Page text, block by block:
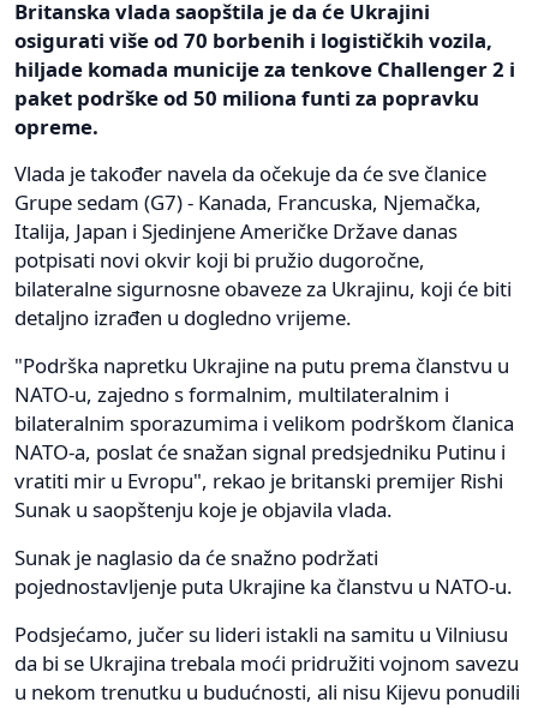
Britanska vlada saopštila je da će Ukrajini
osigurati više od 70 borbenih i logističkih vozila,
hiljade komada municije za tenkove Challenger 2 i
paket podrške od 50 miliona funti za popravku
opreme.
Vlada je također navela da očekuje da će sve članice
Grupe sedam (G7) - Kanada, Francuska, Njemačka,
Italija, Japan i Sjedinjene Američke Države danas
potpisati novi okvir koji bi pružio dugoročne,
bilateralne sigurnosne obaveze za Ukrajinu, koji će biti
detaljno izrađen u dogledno vrijeme.
"Podrška napretku Ukrajine na putu prema članstvu u
NATO-u, zajedno s formalnim, multilateralnim i
bilateralnim sporazumima i velikom podrškom članica
NATO-a, poslat će snažan signal predsjedniku Putinu i
vratiti mir u Evropu", rekao je britanski premijer Rishi
Sunak u saopštenju koje je objavila vlada.
Sunak je naglasio da će snažno podržati
pojednostavljenje puta Ukrajine ka članstvu u NATO-u.
Podsjećamo, jučer su lideri istakli na samitu u Vilniusu
da bi se Ukrajina trebala moći pridružiti vojnom savezu
u nekom trenutku u budućnosti, ali nisu Kijevu ponudili